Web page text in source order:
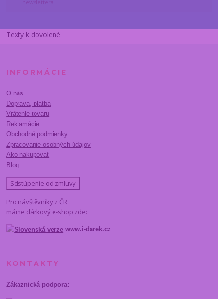
Texty k dovolené
INFORMÁCIE
O nás
Doprava, platba
Vrátenie tovaru
Reklamácie
Obchodné podmienky
Zpracovanie osobných údajov
Ako nakupovať
Blog
Sdstúpenie od zmluvy
Pro návštěvníky z ČR
máme dárkový e-shop zde:
www.i-darek.cz
KONTAKTY
Zákaznická podpora: